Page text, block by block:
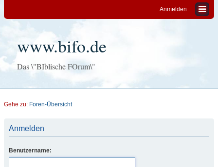
Anmelden
www.bifo.de
Das \"BIblische FOrum\"
Gehe zu: Foren-Übersicht
Anmelden
Benutzername: